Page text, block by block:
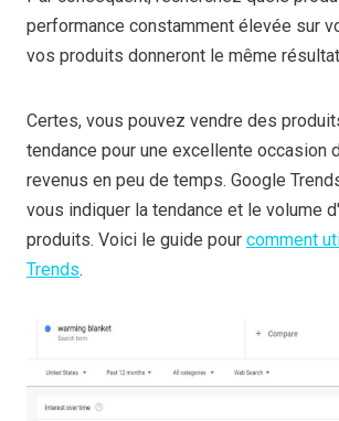
performance constamment élevée sur
vos produits donneront le même
Certes, vous pouvez vendre des
tendance pour une excellente occasion
revenus en peu de temps. Google
vous indiquer la tendance et le volume
produits. Voici le guide pour comment
Trends.